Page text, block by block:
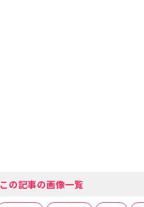
この記事の画像一覧